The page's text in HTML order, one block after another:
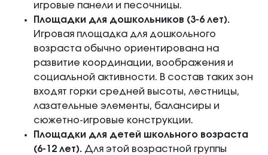
игровые панели и песочницы.
Площадки для дошкольников (3-6 лет).
Игровая площадка для дошкольного
возраста обычно ориентирована на
развитие координации, воображения и
социальной активности. В состав таких зон
входят горки средней высоты, лестницы,
лазательные элементы, балансиры и
сюжетно-игровые конструкции.
Площадки для детей школьного возраста
(6-12 лет). Для этой возрастной группы